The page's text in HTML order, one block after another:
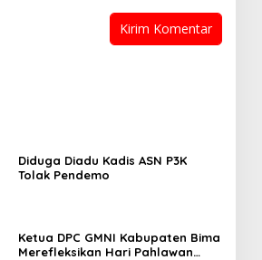
Diduga Diadu Kadis ASN P3K
Tolak Pendemo
Ketua DPC GMNI Kabupaten Bima
Merefleksikan Hari Pahlawan